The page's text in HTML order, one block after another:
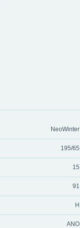
NeoWinter
195/65
15
91
H
ANO